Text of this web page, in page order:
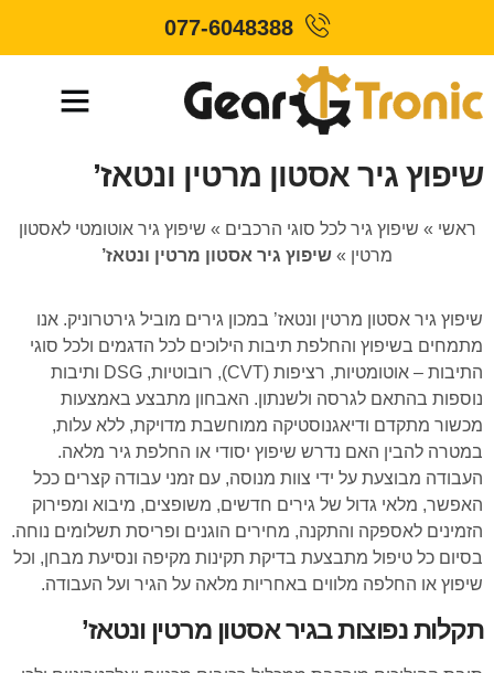
077-6048388
שיפוץ גיר אסטון מרטין ונטאז’
ראשי » שיפוץ גיר לכל סוגי הרכבים » שיפוץ גיר אוטומטי לאסטון
מרטין » שיפוץ גיר אסטון מרטין ונטאז’
שיפוץ גיר אסטון מרטין ונטאז’ במכון גירים מוביל גירטרוניק. אנו
מתמחים בשיפוץ והחלפת תיבות הילוכים לכל הדגמים ולכל סוגי
התיבות – אוטומטיות, רציפות (CVT), רובוטיות, DSG ותיבות
נוספות בהתאם לגרסה ולשנתון. האבחון מתבצע באמצעות
מכשור מתקדם ודיאגנוסטיקה ממוחשבת מדויקת, ללא עלות,
במטרה להבין האם נדרש שיפוץ יסודי או החלפת גיר מלאה.
העבודה מבוצעת על ידי צוות מנוסה, עם זמני עבודה קצרים ככל
האפשר, מלאי גדול של גירים חדשים, משופצים, מיבוא ומפירוק
הזמינים לאספקה והתקנה, מחירים הוגנים ופריסת תשלומים נוחה.
בסיום כל טיפול מתבצעת בדיקת תקינות מקיפה ונסיעת מבחן, וכל
שיפוץ או החלפה מלווים באחריות מלאה על הגיר ועל העבודה.
תקלות נפוצות בגיר אסטון מרטין ונטאז’